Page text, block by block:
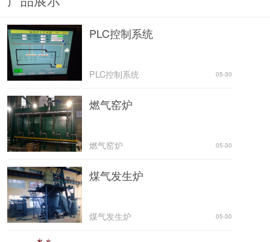
PLC控制系统
PLC控制系统 05-30
燃气窑炉
燃气窑炉 05-30
煤气发生炉
煤气发生炉 05-30